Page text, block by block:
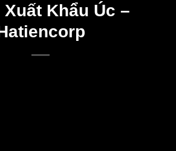
Xuất Khẩu Úc –